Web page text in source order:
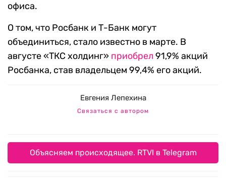
офиса.
О том, что Росбанк и Т-Банк могут
объединиться, стало известно в марте. В
августе «ТКС холдинг» приобрел 91,9% акций
Росбанка, став владельцем 99,4% его акций.
Евгения Лепехина
Связаться с автором
Объясняем происходящее. RTVI в Telegram